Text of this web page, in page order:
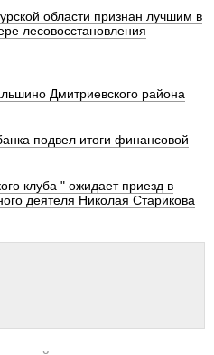
области признан лучшим в
лесовосстановления
Дмитриевского района
подвел итоги финансовой
клуба " ожидает приезд в
деятеля Николая Старикова